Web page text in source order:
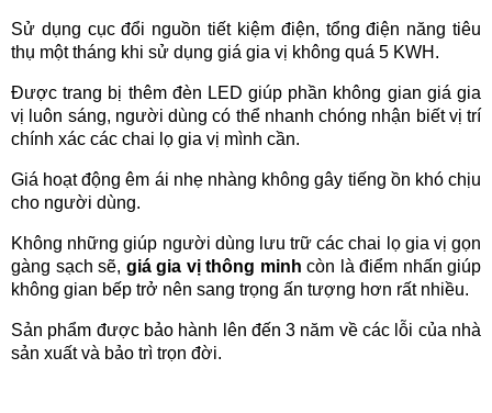
Sử dụng cục đổi nguồn tiết kiệm điện, tổng điện năng tiêu
thụ một tháng khi sử dụng giá gia vị không quá 5 KWH.
Được trang bị thêm đèn LED giúp phần không gian giá gia
vị luôn sáng, người dùng có thể nhanh chóng nhận biết vị trí
chính xác các chai lọ gia vị mình cần.
Giá hoạt động êm ái nhẹ nhàng không gây tiếng ồn khó chịu
cho người dùng.
Không những giúp người dùng lưu trữ các chai lọ gia vị gọn
gàng sạch sẽ, giá gia vị thông minh còn là điểm nhấn giúp
không gian bếp trở nên sang trọng ấn tượng hơn rất nhiều.
Sản phẩm được bảo hành lên đến 3 năm về các lỗi của nhà
sản xuất và bảo trì trọn đời.